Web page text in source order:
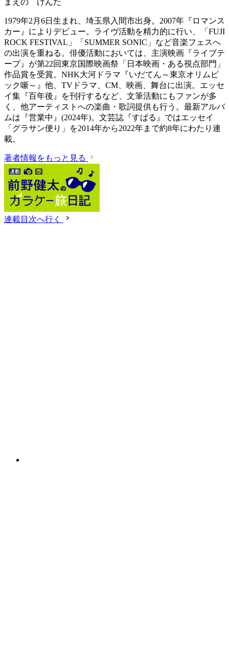
まえの けんた
1979年2月6日生まれ、埼玉県入間市出身。2007年『ロマンス
カー』によりデビュー。ライヴ活動を精力的に行い、「FUJI
ROCK FESTIVAL」「SUMMER SONIC」など音楽フェスへ
の出演を重ねる。俳優活動においては、主演映画『ライブテ
ープ』が第22回東京国際映画祭「日本映画・ある視点部門」
作品賞を受賞。NHK大河ドラマ『いだてん～東京オリムピ
ック噺～』他、TVドラマ、CM、映画、舞台に出演。エッセ
イ集『百年後』を刊行するなど、文筆活動にもファンが多
く、他アーティストへの楽曲・歌詞提供も行う。最新アルバ
ムは『営業中』(2024年)。文芸誌『すばる』ではエッセイ
「グラサン便り」を2014年から2022年まで約8年にわたり連
載。
著者情報をもっと見る
連載目次へ行く